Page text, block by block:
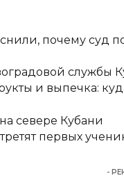
почему суд
службы
и выпечка:
севере Кубани
первых
-